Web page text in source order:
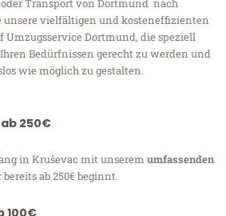
Transport von Dortmund nach
unsere vielfältigen und kosteneffizienten
Umzugsservice Dortmund, die speziell
Bedürfnissen gerecht zu werden und
wie möglich zu gestalten.
ab 250€
in Kruševac mit unserem umfassenden
bereits ab 250€ beginnt.